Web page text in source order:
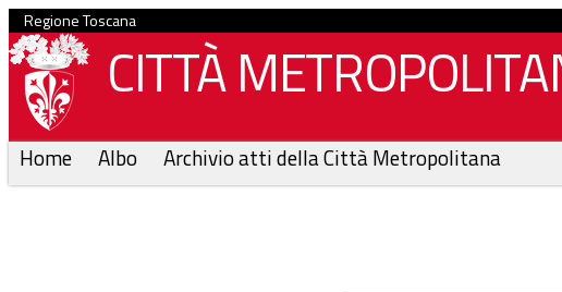
Regione Toscana
CITTÀ
Home Albo Archivio atti della Città Metropolitana